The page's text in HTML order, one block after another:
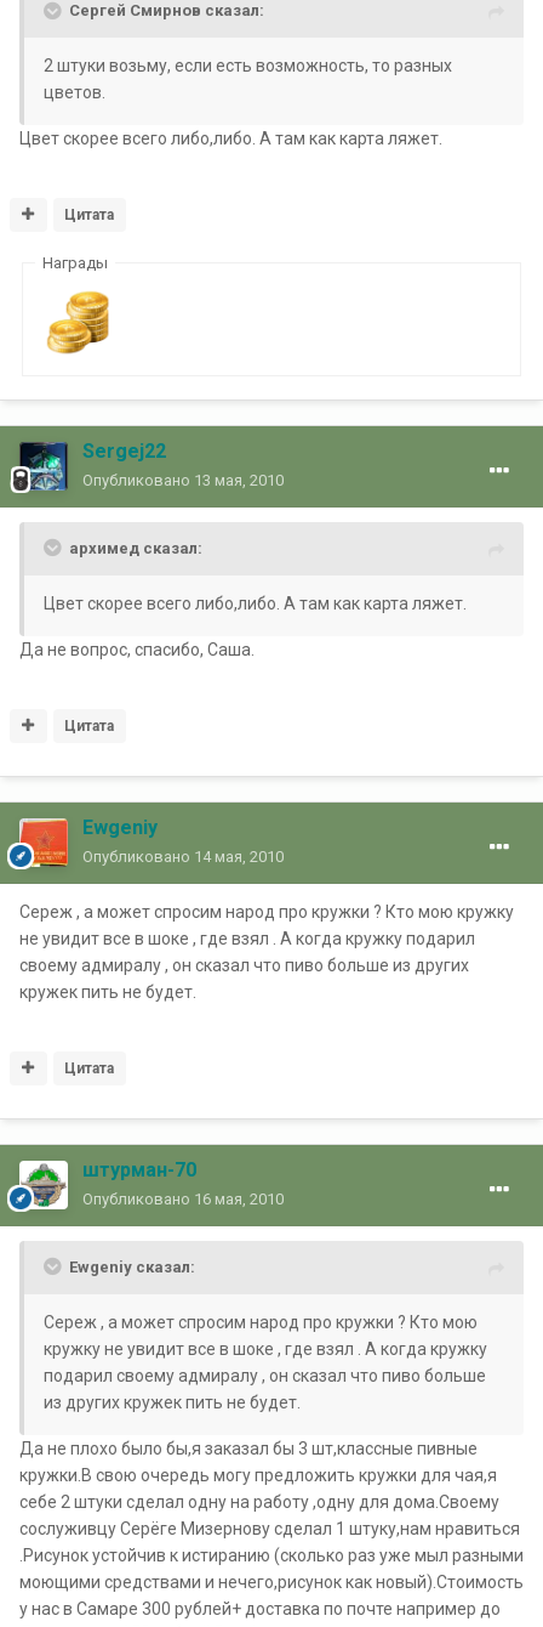
Сергей Смирнов сказал:
2 штуки возьму, если есть возможность, то разных
цветов.
Цвет скорее всего либо,либо. А там как карта ляжет.
Цитата
Награды
Sergej22
Опубликовано 13 мая, 2010
архимед сказал:
Цвет скорее всего либо,либо. А там как карта ляжет.
Да не вопрос, спасибо, Саша.
Цитата
Ewgeniy
Опубликовано 14 мая, 2010
Сереж , а может спросим народ про кружки ? Кто мою кружку
не увидит все в шоке , где взял . А когда кружку подарил
своему адмиралу , он сказал что пиво больше из других
кружек пить не будет.
Цитата
штурман-70
Опубликовано 16 мая, 2010
Ewgeniy сказал:
Сереж , а может спросим народ про кружки ? Кто мою
кружку не увидит все в шоке , где взял . А когда кружку
подарил своему адмиралу , он сказал что пиво больше
из других кружек пить не будет.
Да не плохо было бы,я заказал бы 3 шт,классные пивные
кружки.В свою очередь могу предложить кружки для чая,я
себе 2 штуки сделал одну на работу ,одну для дома.Своему
сослуживцу Серёге Мизернову сделал 1 штуку,нам нравиться
.Рисунок устойчив к истиранию (сколько раз уже мыл разными
моющими средствами и нечего,рисунок как новый).Стоимость
у нас в Самаре 300 рублей+ доставка по почте например до